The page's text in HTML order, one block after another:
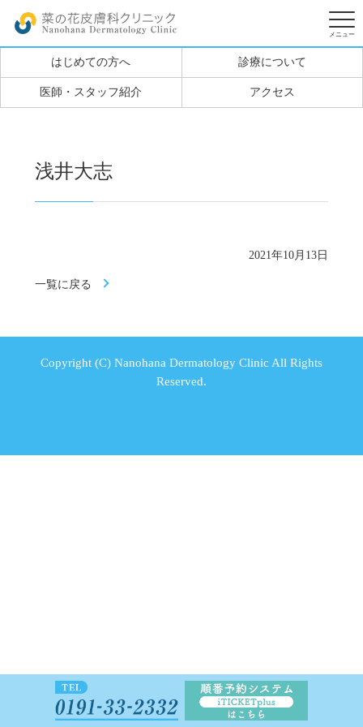
はじめての方へ 診療について
医師・スタッフ紹介 アクセス
浅井大志
2021年10月13日
一覧に戻る
Copyright (C) Nanohana Dermatology Clinic All Rights
Reserved.